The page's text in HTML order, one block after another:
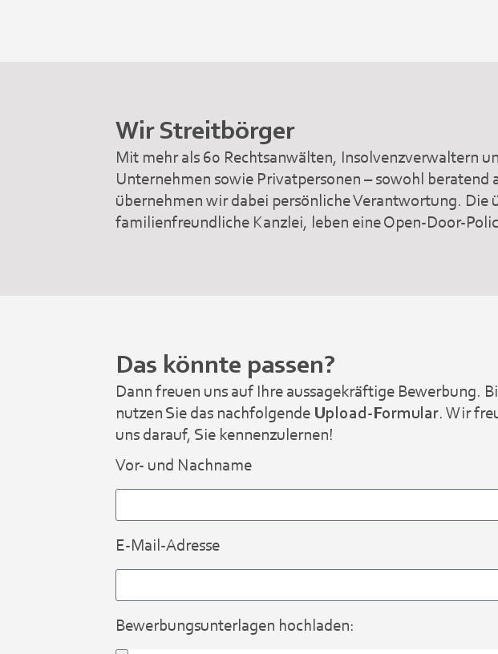
Wir Streitbörger
Mit mehr als 60 Rechtsanwälten, Insolvenzverwaltern
Unternehmen sowie Privatpersonen – sowohl
übernehmen wir dabei persönliche Verantwortung. Die
familienfreundliche Kanzlei, leben eine Open-Door-
Das könnte passen?
Dann freuen uns auf Ihre aussagekräftige Bewerbung.
nutzen Sie das nachfolgende Upload-Formular. Wir
uns darauf, Sie kennenzulernen!
Vor- und Nachname
E-Mail-Adresse
Bewerbungsunterlagen hochladen: